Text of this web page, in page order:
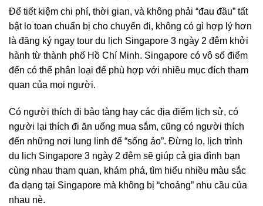
Để tiết kiệm chi phí, thời gian, và không phải “đau đầu” tất
bật lo toan chuẩn bị cho chuyến đi, không có gì hợp lý hơn
là đăng ký ngay tour du lịch Singapore 3 ngày 2 đêm khởi
hành từ thành phố Hồ Chí Minh. Singapore có vô số điểm
đến có thể phân loại để phù hợp với nhiều mục đích tham
quan của mọi người.
Có người thích đi bảo tàng hay các địa điểm lịch sử, có
người lại thích đi ăn uống mua sắm, cũng có người thích
đến những nơi lung linh để “sống ảo”. Đừng lo, lịch trình
du lịch Singapore 3 ngày 2 đêm sẽ giúp cả gia đình bạn
cùng nhau tham quan, khám phá, tìm hiểu nhiều màu sắc
đa dạng tại Singapore mà không bị “choảng” nhu cầu của
nhau nè.